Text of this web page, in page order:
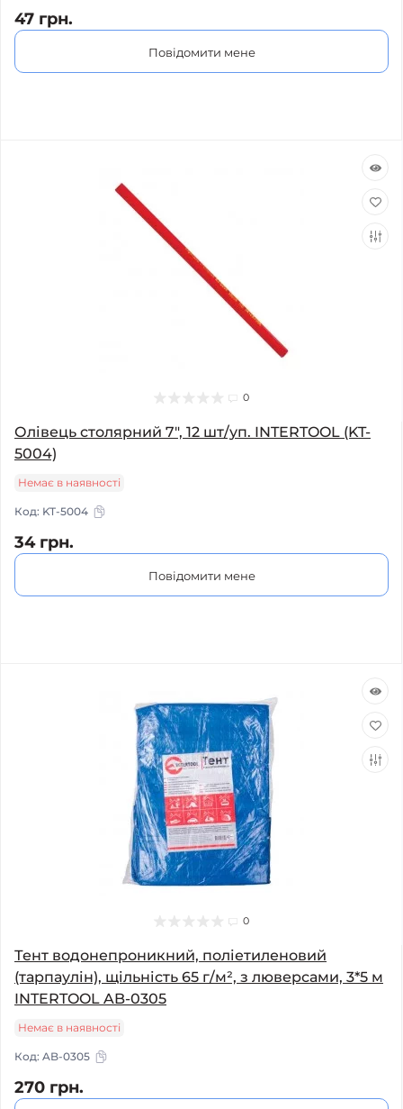
47 грн.
Повідомити мене
0
Олівець столярний 7", 12 шт/уп. INTERTOOL (KT-
5004)
Немає в наявності
Код: KT-5004
34 грн.
Повідомити мене
0
Тент водонепроникний, поліетиленовий
(тарпаулін), щільність 65 г/м², з люверсами, 3*5 м
INTERTOOL AB-0305
Немає в наявності
Код: AB-0305
270 грн.